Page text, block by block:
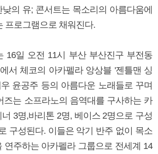
의 유; 콘서트는 목소리의 아름다움에
프로그램으로 채워진다.
16일 오전 11시 부산 부산진구 부전동
서 체코의 아카펠라 앙상블 '젠틀맨 싱
윤공주 등의 아름다운 노래들로 꾸며
즈는 소프라노의 음역대를 구사하는 카
3명,바리톤 2명, 베이스 2명으로 구성
구성된다. 이들은 악기 반주 없이 목소
연주하는 아카펠라 그룹으로 전세계 14